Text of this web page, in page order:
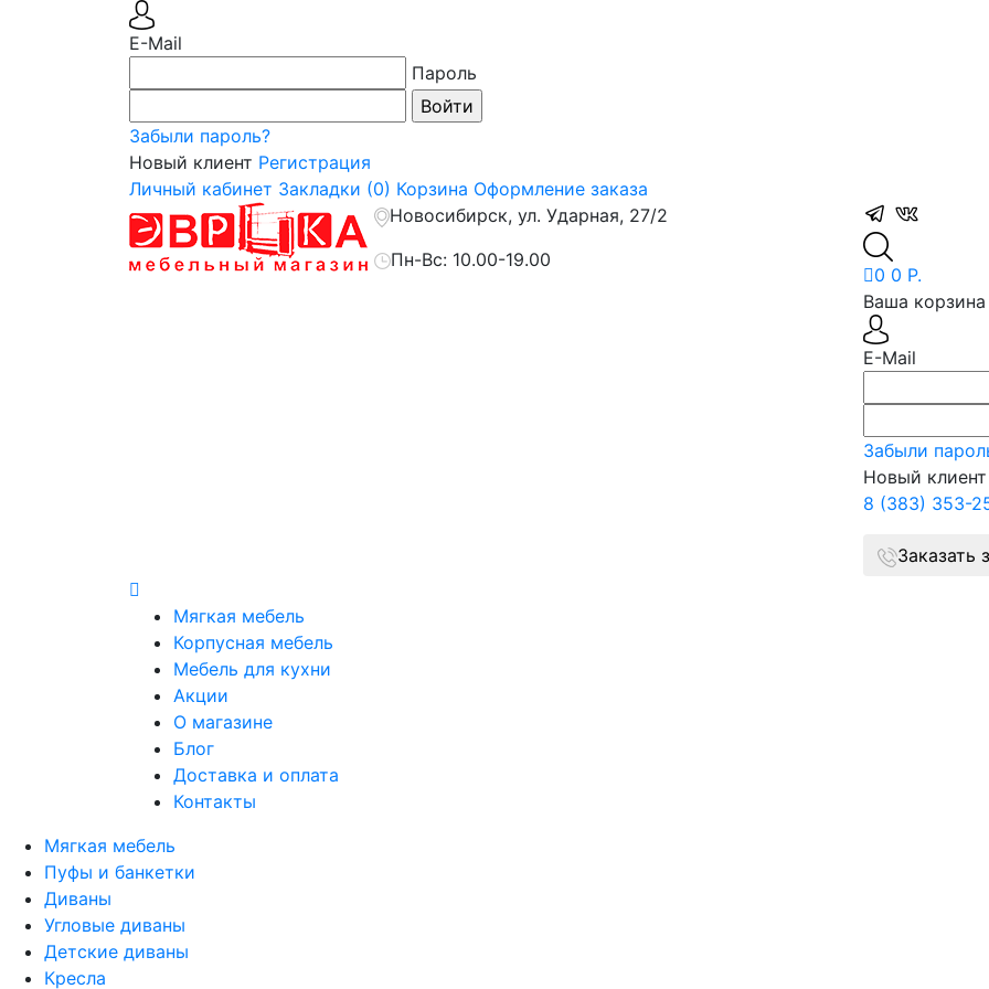
E-Mail
Пароль
Забыли пароль?
Новый клиент Регистрация
Личный кабинет Закладки (0) Корзина Оформление заказа
Новосибирск, ул. Ударная, 27/2
Пн-Вс: 10.00-19.00
0 0 Р.
Ваша корзина
E-Mail
Забыли
Новый клиент
8 (383) 353-
Заказать
Мягкая мебель
Корпусная мебель
Мебель для кухни
Акции
О магазине
Блог
Доставка и оплата
Контакты
Мягкая мебель
Пуфы и банкетки
Диваны
Угловые диваны
Детские диваны
Кресла